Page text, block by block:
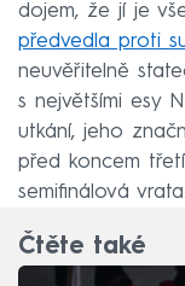
dojem, že jí je
předvedla proti
neuvěřitelně
s největšími esy
utkání, jeho
před koncem
semifinálová
Čtěte také